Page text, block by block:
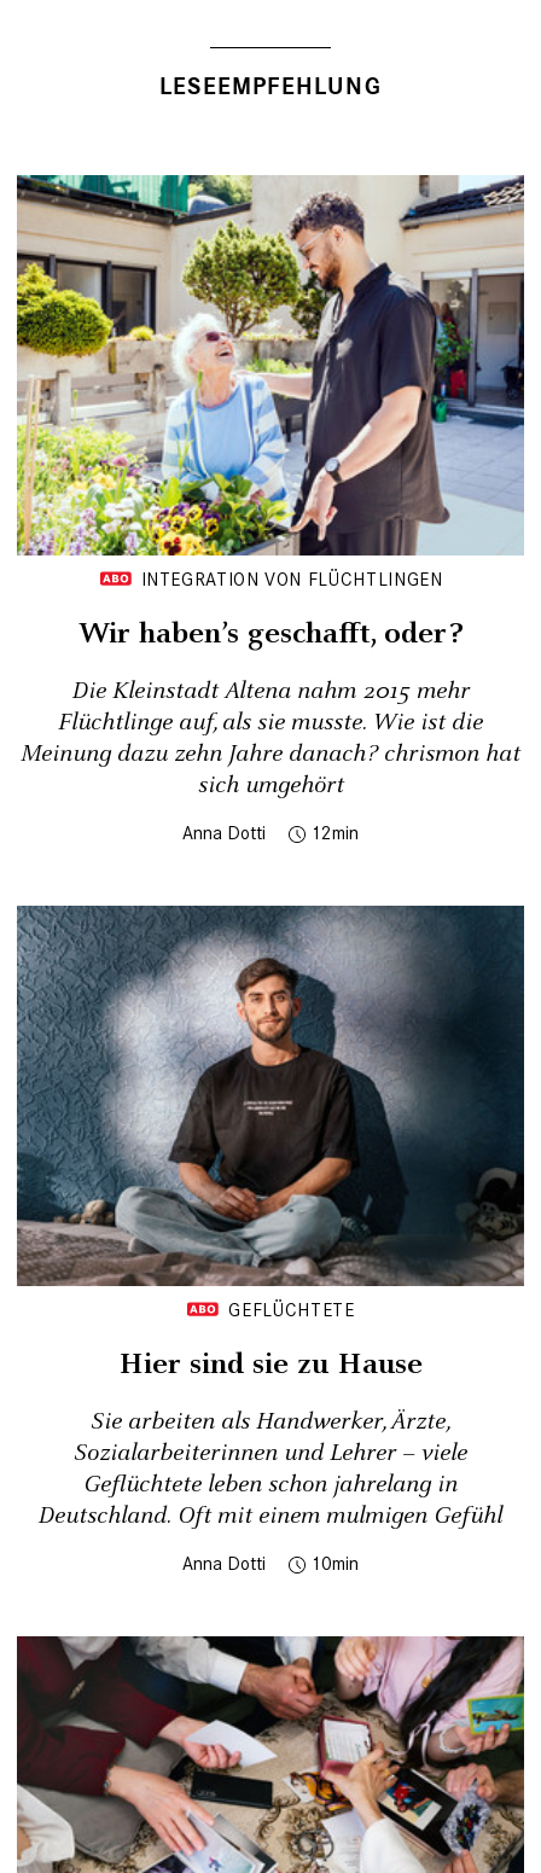
LESEEMPFEHLUNG
INTEGRATION VON FLÜCHTLINGEN
Wir haben’s geschafft, oder?
Die Kleinstadt Altena nahm 2015 mehr
Flüchtlinge auf, als sie musste. Wie ist die
Meinung dazu zehn Jahre danach? chrismon hat
sich umgehört
Anna Dotti 12
GEFLÜCHTETE
Hier sind sie zu Hause
Sie arbeiten als Handwerker, Ärzte,
Sozialarbeiterinnen und Lehrer – viele
Geflüchtete leben schon jahrelang in
Deutschland. Oft mit einem mulmigen Gefühl
Anna Dotti 10